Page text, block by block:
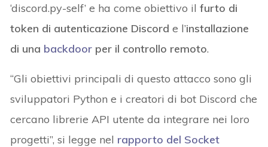
‘discord.py-self’ e ha come obiettivo ilfurto di
token di autenticazione Discord e l’installazione
di una backdoor per il controllo remoto.
“Gli obiettivi principali di questo attacco sono gli
sviluppatori Python e i creatori di bot Discord che
cercano librerie API utente da integrare nei loro
progetti”, si legge nel rapporto del Socket